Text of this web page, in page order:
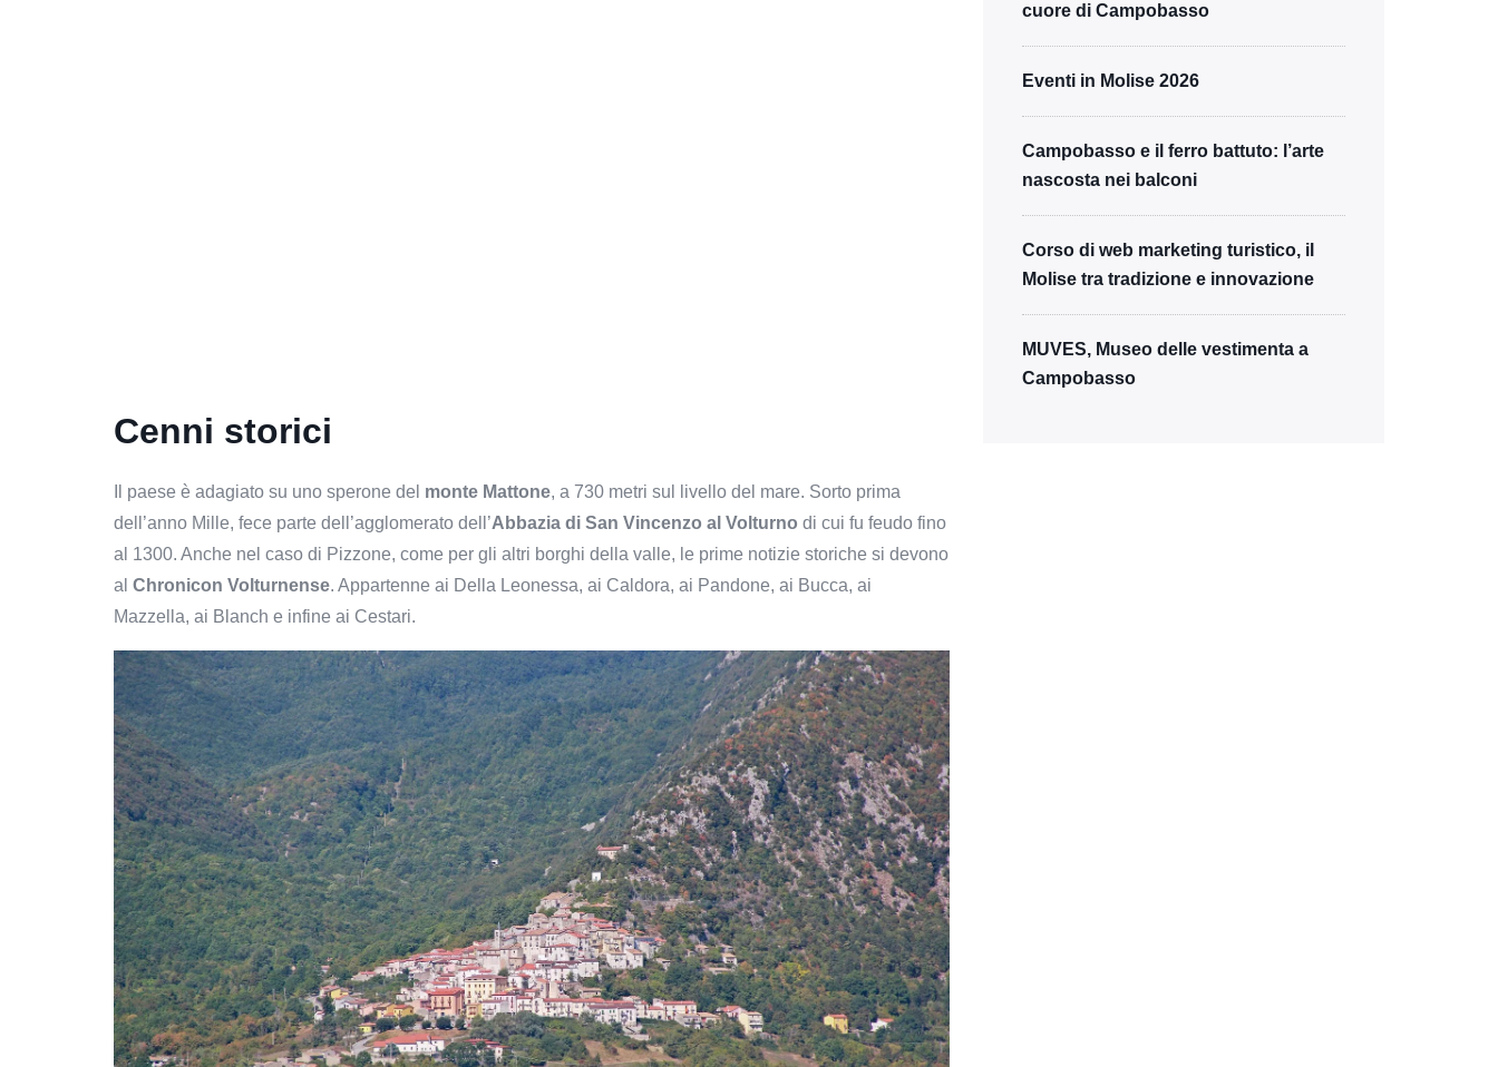
Cenni storici
Il paese è adagiato su uno sperone del monte Mattone, a 730 metri sul livello del mare. Sorto prima
dell’anno Mille, fece parte dell’agglomerato dell’Abbazia di San Vincenzo al Volturno di cui fu feudo fino
al 1300. Anche nel caso di Pizzone, come per gli altri borghi della valle, le prime notizie storiche si devono
al Chronicon Volturnense. Appartenne ai Della Leonessa, ai Caldora, ai Pandone, ai Bucca, ai
Mazzella, ai Blanch e infine ai Cestari.
cuore di Campobasso
Eventi in Molise 2026
Campobasso e il ferro battuto: l’arte
nascosta nei balconi
Corso di web marketing turistico, il
Molise tra tradizione e innovazione
MUVES, Museo delle vestimenta a
Campobasso